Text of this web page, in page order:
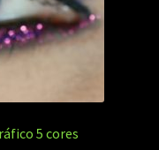
5 cores